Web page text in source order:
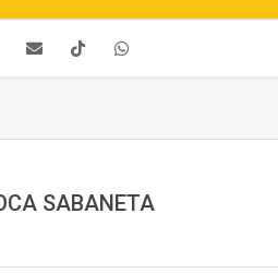
SABANETA